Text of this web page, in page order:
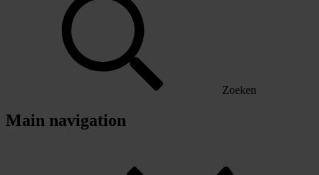
Zoeken
Main navigation